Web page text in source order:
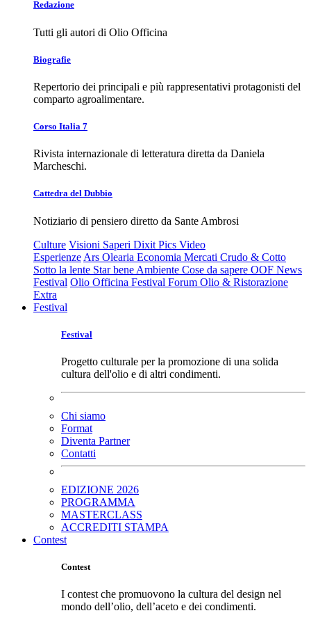
Redazione
Tutti gli autori di Olio Officina
Biografie
Repertorio dei principali e più rappresentativi protagonisti del
comparto agroalimentare.
Corso Italia 7
Rivista internazionale di letteratura diretta da Daniela
Marcheschi.
Cattedra del Dubbio
Notiziario di pensiero diretto da Sante Ambrosi
Culture Visioni Saperi Dixit Pics Video
Esperienze Ars Olearia Economia Mercati Crudo & Cotto
Sotto la lente Star bene Ambiente Cose da sapere OOF News
Festival Olio Officina Festival Forum Olio & Ristorazione
Extra
Festival
Festival
Progetto culturale per la promozione di una solida
cultura dell'olio e di altri condimenti.
Chi siamo
Format
Diventa Partner
Contatti
EDIZIONE 2026
PROGRAMMA
MASTERCLASS
ACCREDITI STAMPA
Contest
Contest
I contest che promuovono la cultura del design nel
mondo dell’olio, dell’aceto e dei condimenti.